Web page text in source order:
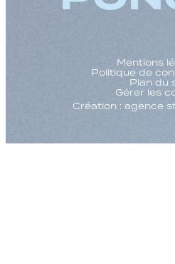
Mentions
Politique de
Plan du
Gérer les
Création : agence